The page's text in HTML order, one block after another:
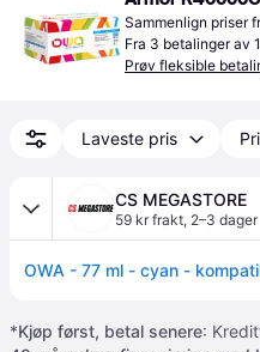
Sammenlign priser
Fra 3 betalinger av
Prøv fleksible
Laveste pris
CS MEGASTORE
59 kr frakt, 2–3 dager
*Kjøp først, betal senere: